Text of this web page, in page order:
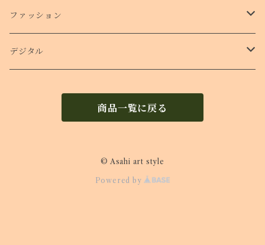
ショルダー付きケース
ファッション
Ｔシャツ
デジタル
商品一覧に戻る
© Asahi art style
Powered by